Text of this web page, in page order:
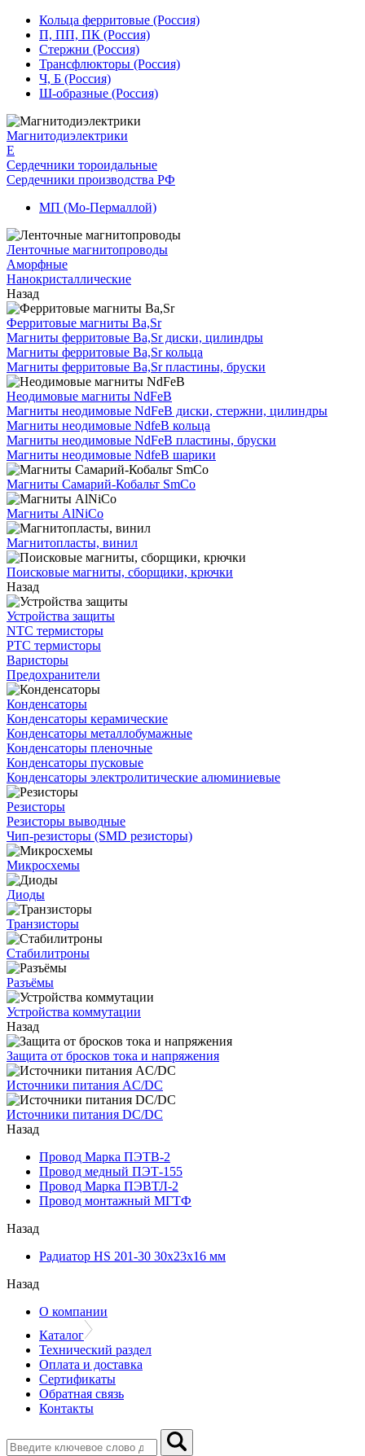
Кольца ферритовые (Россия)
П, ПП, ПК (Россия)
Стержни (Россия)
Трансфлюкторы (Россия)
Ч, Б (Россия)
Ш-образные (Россия)
Магнитодиэлектрики
E
Сердечники тороидальные
Сердечники производства РФ
МП (Мо-Пермаллой)
Ленточные магнитопроводы
Аморфные
Нанокристаллические
Назад
Ферритовые магниты Ba,Sr
Магниты ферритовые Ba,Sr диски, цилиндры
Магниты ферритовые Ba,Sr кольца
Магниты ферритовые Ba,Sr пластины, бруски
Неодимовые магниты NdFeB
Магниты неодимовые NdFeB диски, стержни, цилиндры
Магниты неодимовые NdfeB кольца
Магниты неодимовые NdFeB пластины, бруски
Магниты неодимовые NdfeB шарики
Магниты Самарий-Кобальт SmCo
Магниты AlNiCo
Магнитопласты, винил
Поисковые магниты, сборщики, крючки
Назад
Устройства защиты
NTC термисторы
PTC термисторы
Варисторы
Предохранители
Конденсаторы
Конденсаторы керамические
Конденсаторы металлобумажные
Конденсаторы пленочные
Конденсаторы пусковые
Конденсаторы электролитические алюминиевые
Резисторы
Резисторы выводные
Чип-резисторы (SMD резисторы)
Микросхемы
Диоды
Транзисторы
Стабилитроны
Разъёмы
Устройства коммутации
Назад
Защита от бросков тока и напряжения
Источники питания AC/DC
Источники питания DC/DC
Назад
Провод Марка ПЭТВ-2
Провод медный ПЭТ-155
Провод Марка ПЭВТЛ-2
Провод монтажный МГТФ
Назад
Радиатор HS 201-30 30х23х16 мм
Назад
О компании
Каталог
Технический раздел
Оплата и доставка
Сертификаты
Обратная связь
Контакты